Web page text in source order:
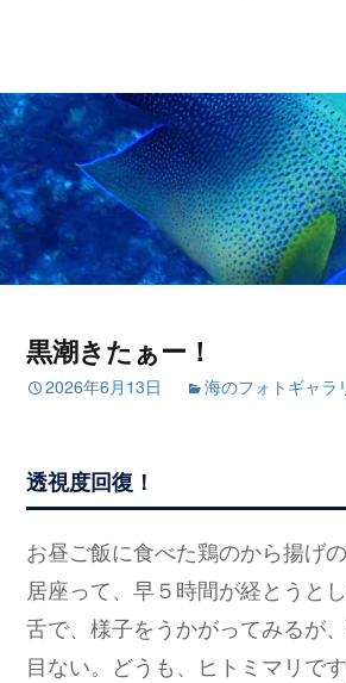
黒潮きたぁー！
2026年6月13日 海のフォトギャラ
透視度回復！
お昼ご飯に食べた鶏のから揚げ
居座って、早５時間が経とうと
舌で、様子をうかがってみるが
目ない。どうも、ヒトミマリで